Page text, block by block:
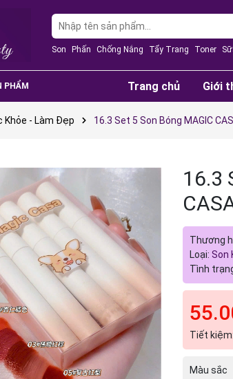
Son Phấn Chống Nắng Tẩy Trang Toner
PHẨM Trang chủ Giới
Khỏe - Làm Đẹp 16.3 Set 5 Son Bóng MAGIC
16.3
Thương
Loại: Son
Tình
Tiết kiệm:
Màu sắc